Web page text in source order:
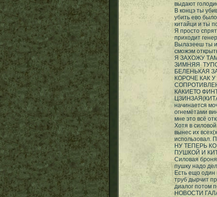
выдают
В концэ ты
убить ево
китайци и ты
Я просто
приходит
Вылазееш ты
сможэм
Я ЗАХОЖУ
ЗИМНЯЯ
БЕЛЕНЬКАЯ
КОРОЧЕ КАК
КАКИЕТО
начинается
огнемётами
мне это всё
Хотя в
вынес их
использовал.
НУ ТЕПЕРЬ
ПУШКОЙ И
Силовая броня
пушку надо
Есть ещо один
труб дырчит
диалог
НОВОСТИ